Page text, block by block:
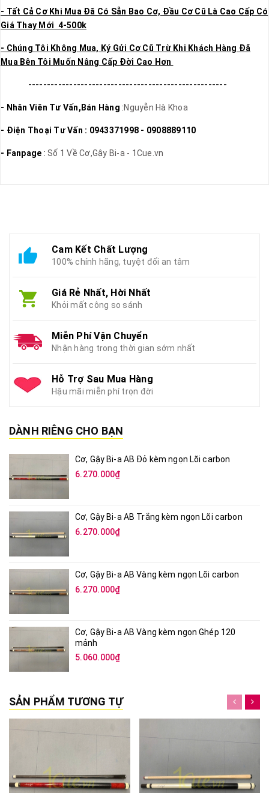
- Tất Cả Cơ Khi Mua Đã Có Sẵn Bao Cơ, Đầu Cơ Cũ Là Cao Cấp Có
Giá Thay Mới 4-500k
- Chúng Tôi Không Mua, Ký Gửi Cơ Cũ Trừ Khi Khách Hàng Đã
Mua Bên Tôi Muốn Nâng Cấp Đời Cao Hơn
-----------------------------------------------------
- Nhân Viên Tư Vấn,Bán Hàng :Nguyễn Hà Khoa
- Điện Thoại Tư Vấn : 0943371998 - 0908889110
- Fanpage : Số 1 Về Cơ,Gậy Bi-a - 1Cue.vn
Cam Kết Chất Lượng
100% chính hãng, tuyệt đối an tâm
Giá Rẻ Nhất, Hời Nhất
Khỏi mất công so sánh
Miễn Phí Vận Chuyển
Nhận hàng trong thời gian sớm nhất
Hỗ Trợ Sau Mua Hàng
Hậu mãi miễn phí trọn đời
DÀNH RIÊNG CHO BẠN
Cơ, Gậy Bi-a AB Đỏ kèm ngọn Lõi carbon
6.270.000₫
Cơ, Gậy Bi-a AB Trắng kèm ngọn Lõi carbon
6.270.000₫
Cơ, Gậy Bi-a AB Vàng kèm ngọn Lõi carbon
6.270.000₫
Cơ, Gậy Bi-a AB Vàng kèm ngọn Ghép 120
mảnh
5.060.000₫
SẢN PHẨM TƯƠNG TỰ